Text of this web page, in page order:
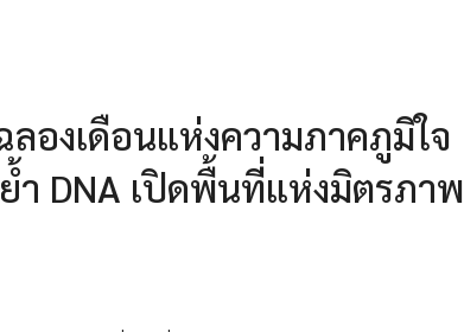
องเดือนแห่งความภาคภูมิใจ
ำ DNA เปิดพื้นที่แห่งมิตรภาพ